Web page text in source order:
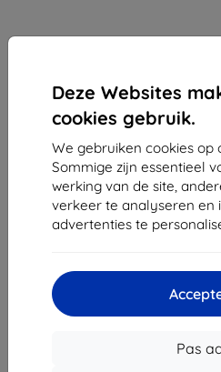
Deze Websites
cookies gebruik.
We gebruiken cookies op
Sommige zijn essentieel
werking van de site,
verkeer te analyseren en
advertenties te
Pas
Ulica Rudolfa Mocka 3750/2A
841 04 Bratislava
Bedrijfsnummer:46701494
BTW-nummer:SK2023549671
Contact